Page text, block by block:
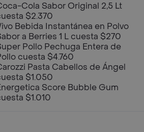
Cola Sabor Original 2,5 Lt
$2.370
Bebida Instantánea en Polvo
a Berries 1 L cuesta $270
Pollo Pechuga Entera de
cuesta $4.760
Pasta Cabellos de Ángel
$1.050
Score Bubble Gum
$1.010